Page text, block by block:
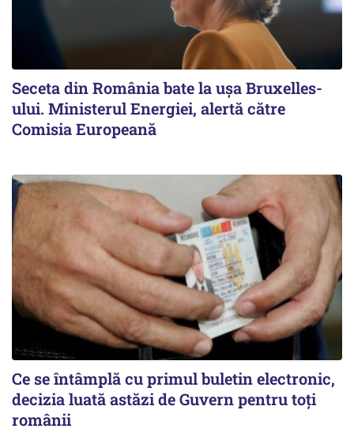
Seceta din România bate la ușa Bruxelles-
ului. Ministerul Energiei, alertă către
Comisia Europeană
Ce se întâmplă cu primul buletin electronic,
decizia luată astăzi de Guvern pentru toți
românii